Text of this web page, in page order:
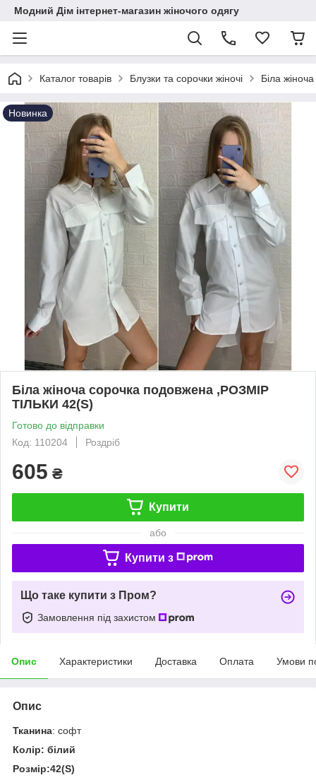
Модний Дім інтернет-магазин жіночого одягу
Каталог товарів Блузки та сорочки жіночі Біла
Новинка
Біла жіноча сорочка подовжена ,РОЗМІР
ТІЛЬКИ 42(S)
Готово до відправки
Код: 110204
Роздріб
605 ₴
Купити
або
Купити з
Що таке купити з Пром?
Замовлення під захистом
Опис Характеристики Доставка Оплата Умови
Опис
Тканина: софт
Колір: білий
Розмір:42(S)